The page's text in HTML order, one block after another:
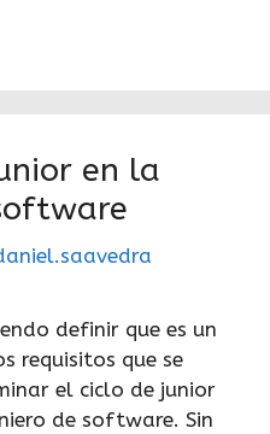
en la
definir que es un
requisitos que se
el ciclo de junior
de software. Sin